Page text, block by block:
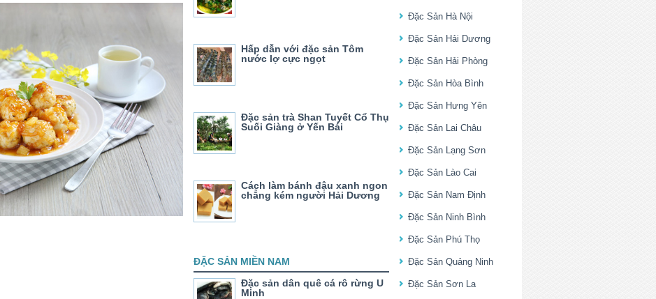
Hấp dẫn với đặc sản Tôm
nước lợ cực ngọt
Đặc sản trà Shan Tuyết Cổ Thụ
Suối Giàng ở Yến Bái
Cách làm bánh đậu xanh ngon
chẳng kém người Hải Dương
ĐẶC SẢN MIỀN NAM
Đặc sản dân quê cá rô rừng U
Minh
Đặc Sản Hà Nội
Đặc Sản Hải Dương
Đặc Sản Hải Phòng
Đặc Sản Hòa Bình
Đặc Sản Hưng Yên
Đặc Sản Lai Châu
Đặc Sản Lạng Sơn
Đặc Sản Lào Cai
Đặc Sản Nam Định
Đặc Sản Ninh Bình
Đặc Sản Phú Thọ
Đặc Sản Quảng Ninh
Đặc Sản Sơn La